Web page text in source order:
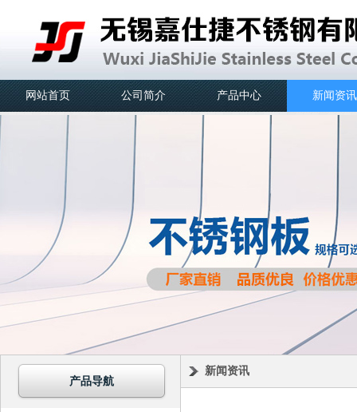
网站首页 公司简介 产品中心 新闻资讯
产品导航
新闻资讯